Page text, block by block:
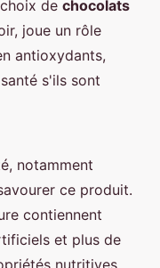
de chocolats
joue un rôle
antioxydants,
s'ils sont
notamment
ce produit.
contiennent
et plus de